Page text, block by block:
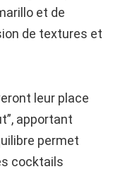
et de
de textures et
leur place
apportant
permet
cocktails